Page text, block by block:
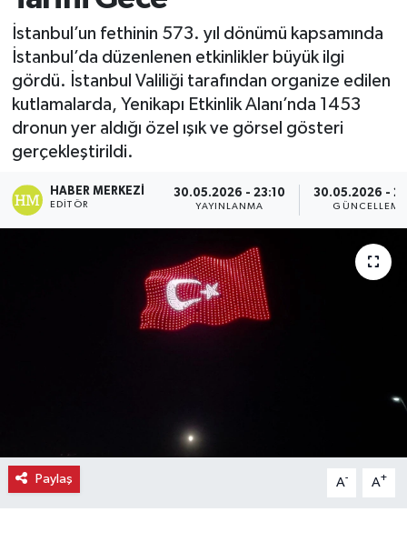
İstanbul’un fethinin 573. yıl dönümü kapsamında
İstanbul’da düzenlenen etkinlikler büyük ilgi
gördü. İstanbul Valiliği tarafından organize edilen
kutlamalarda, Yenikapı Etkinlik Alanı’nda 1453
dronun yer aldığı özel ışık ve görsel gösteri
gerçekleştirildi.
HABER MERKEZI
EDITÖR
30.05.2026 - 23:10
YAYINLANMA
30.05.2026 -
GÜNCELLEME
Paylaş A- A+
Diğer
Dünya
Eğitim
Ekonomi
Eleman
Keşfet
Tüm Manşetler
Son Dakika Haberleri
Haber Arşivi